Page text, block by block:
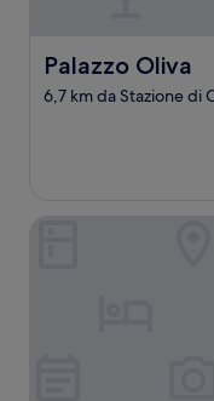
Palazzo Oliva
Palazzo Oliva
6,7 km da Stazione di